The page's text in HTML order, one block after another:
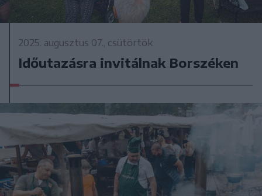
2025. augusztus 07., csütörtök
Időutazásra invitálnak Borszéken